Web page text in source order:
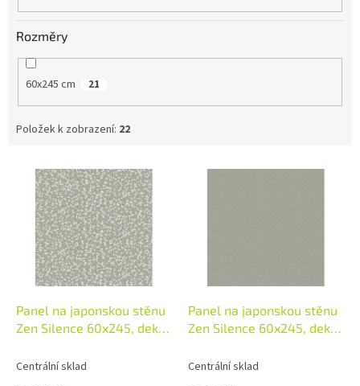
Rozměry
60x245 cm 21
Položek k zobrazení: 22
Panel na japonskou stěnu
Zen Silence 60x245, dekor
Centrální sklad
Panel na japonskou stěnu
Zen Silence 60x245, dekor
Centrální sklad